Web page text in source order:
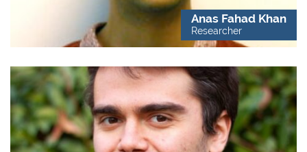
Anas Fahad Khan
Researcher